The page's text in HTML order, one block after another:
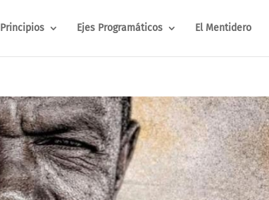
Principios Ejes Programáticos El Mentidero